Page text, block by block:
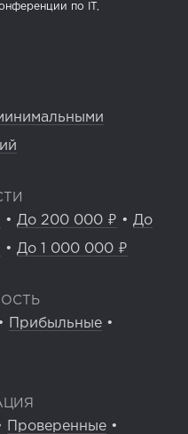
по IT,
• До 200 000 ₽ • До
• До 1 000 000 ₽
Прибыльные •
Проверенные •